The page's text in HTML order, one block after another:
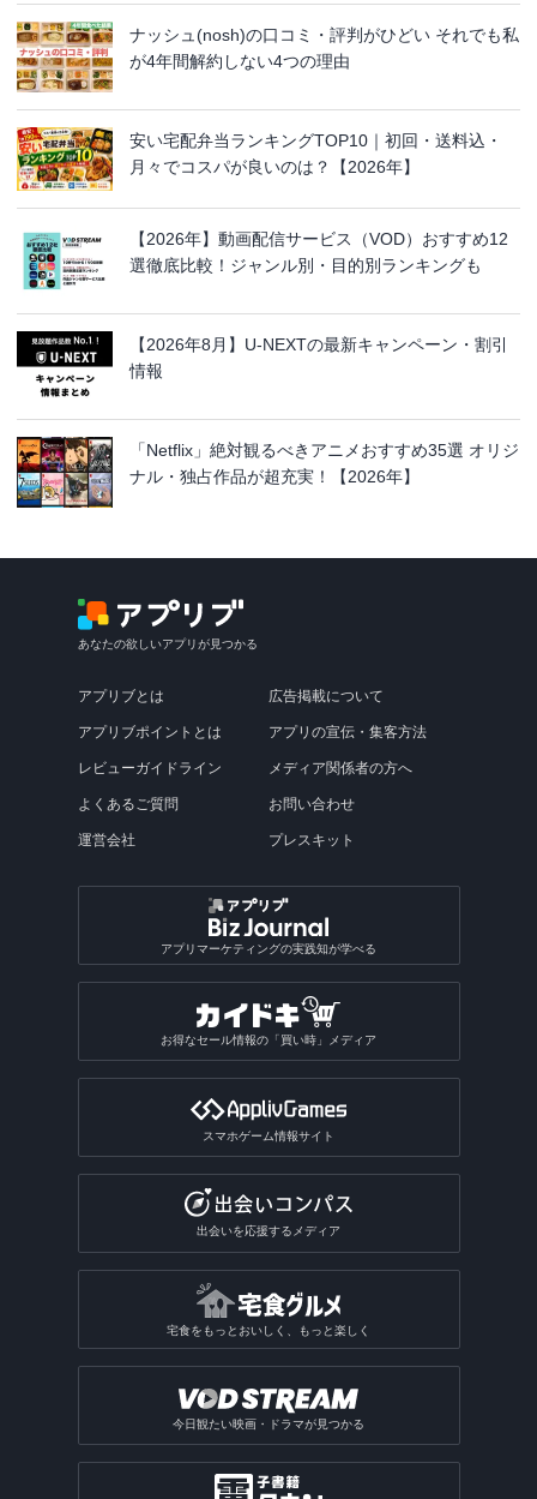
ナッシュ(nosh)の口コミ・評判がひどい それでも私
が4年間解約しない4つの理由
安い宅配弁当ランキングTOP10｜初回・送料込・
月々でコスパが良いのは？【2026年】
【2026年】動画配信サービス（VOD）おすすめ12
選徹底比較！ジャンル別・目的別ランキングも
【2026年8月】U-NEXTの最新キャンペーン・割引
情報
「Netflix」絶対観るべきアニメおすすめ35選 オリジ
ナル・独占作品が超充実！【2026年】
あなたの欲しいアプリが見つかる
アプリブとは
アプリブポイントとは
レビューガイドライン
よくあるご質問
運営会社
広告掲載について
アプリの宣伝・集客方法
メディア関係者の方へ
お問い合わせ
プレスキット
アプリマーケティングの実践知が学べる
お得なセール情報の「買い時」メディア
スマホゲーム情報サイト
出会いを応援するメディア
宅食をもっとおいしく、もっと楽しく
今日観たい映画・ドラマが見つかる